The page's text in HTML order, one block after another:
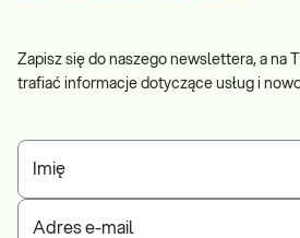
Zapisz się do naszego newslettera, a na
trafiać informacje dotyczące usług i
Imię
Adres e-mail